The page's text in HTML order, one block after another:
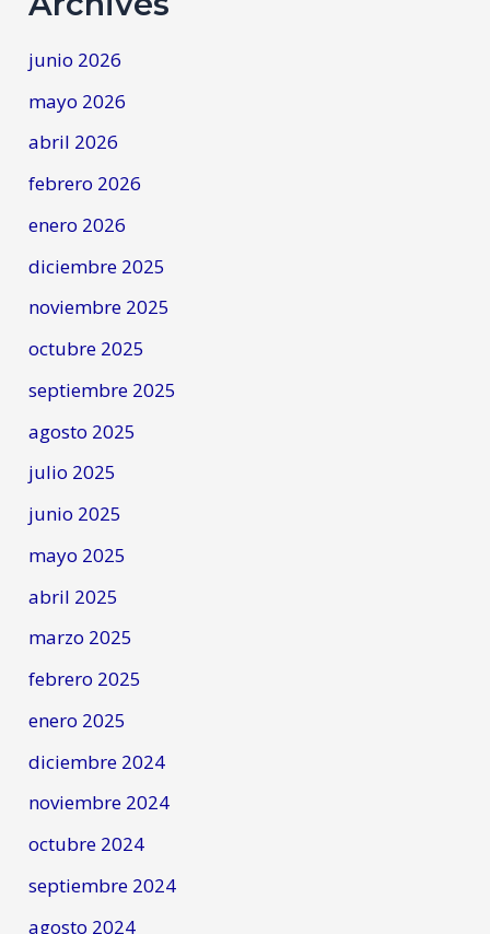
junio 2026
mayo 2026
abril 2026
febrero 2026
enero 2026
diciembre 2025
noviembre 2025
octubre 2025
septiembre 2025
agosto 2025
julio 2025
junio 2025
mayo 2025
abril 2025
marzo 2025
febrero 2025
enero 2025
diciembre 2024
noviembre 2024
octubre 2024
septiembre 2024
agosto 2024